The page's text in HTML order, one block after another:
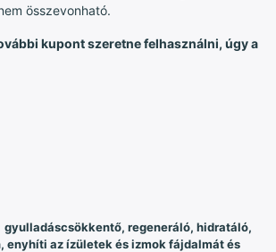
összevonható.
kupont szeretne felhasználni, úgy a
gyulladáscsökkentő, regeneráló, hidratáló,
enyhíti az ízületek és izmok fájdalmát és